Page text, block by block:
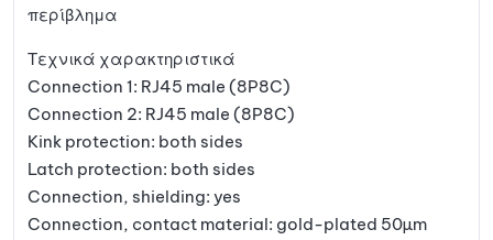
περίβλημα
Τεχνικά χαρακτηριστικά
Connection 1: RJ45 male (8P8C)
Connection 2: RJ45 male (8P8C)
Kink protection: both sides
Latch protection: both sides
Connection, shielding: yes
Connection, contact material: gold-plated 50µm